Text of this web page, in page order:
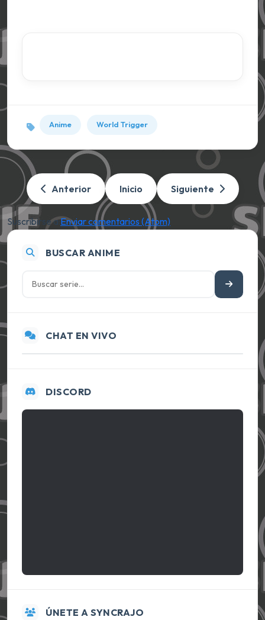
Anime World Trigger
Anterior Inicio Siguiente
Suscribirse a:Enviar comentarios (Atom)
BUSCAR ANIME
CHAT EN VIVO
DISCORD
ÚNETE A SYNCRAJO